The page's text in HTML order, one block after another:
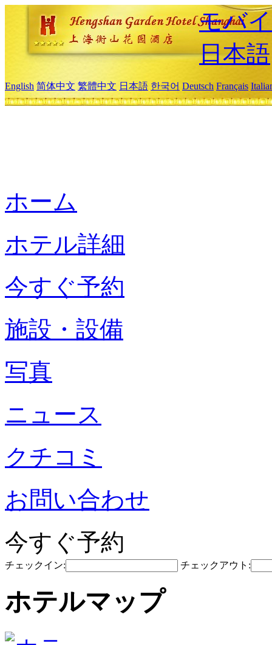
モバ
日本語
English 简体中文 繁體中文 日本語 한국어 Deutsch Français
ホーム
ホテル詳細
今すぐ予約
施設・設備
写真
ニュース
クチコミ
お問い合わせ
今すぐ予約
チェックイン: チェックアウト:
ホテルマップ